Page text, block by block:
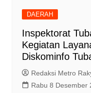
DAERAH
Inspektorat
Kegiatan
Diskominfo
Redaksi Metro
Rabu 8 Desember